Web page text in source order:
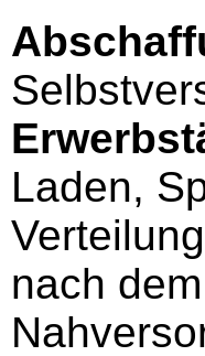
Laden,
nach